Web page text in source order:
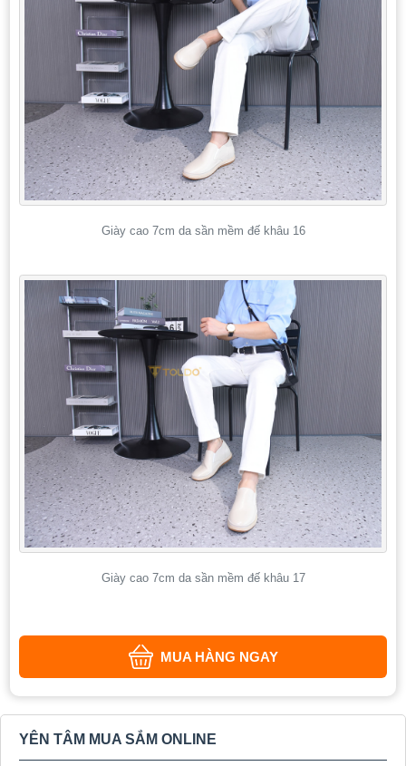
Giày cao 7cm da sần mềm đế khâu 16
Giày cao 7cm da sần mềm đế khâu 17
MUA HÀNG NGAY
YÊN TÂM MUA SẮM ONLINE